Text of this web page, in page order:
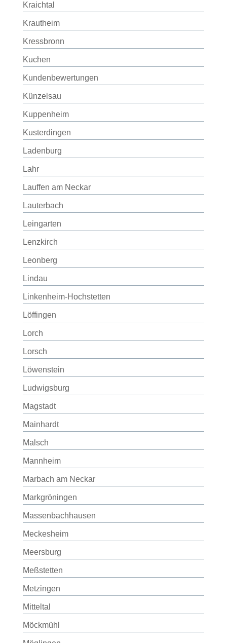
Kraichtal
Krautheim
Kressbronn
Kuchen
Kundenbewertungen
Künzelsau
Kuppenheim
Kusterdingen
Ladenburg
Lahr
Lauffen am Neckar
Lauterbach
Leingarten
Lenzkirch
Leonberg
Lindau
Linkenheim-Hochstetten
Löffingen
Lorch
Lorsch
Löwenstein
Ludwigsburg
Magstadt
Mainhardt
Malsch
Mannheim
Marbach am Neckar
Markgröningen
Massenbachhausen
Meckesheim
Meersburg
Meßstetten
Metzingen
Mitteltal
Möckmühl